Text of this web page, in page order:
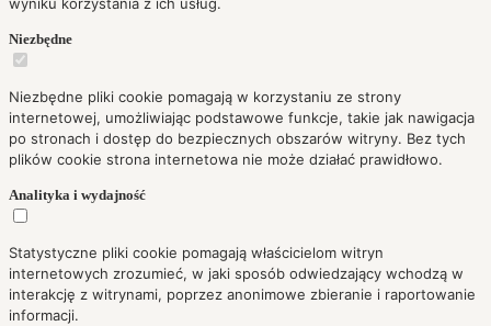
wyniku korzystania z ich usług.
Niezbędne
Niezbędne pliki cookie pomagają w korzystaniu ze strony
internetowej, umożliwiając podstawowe funkcje, takie jak nawigacja
po stronach i dostęp do bezpiecznych obszarów witryny. Bez tych
plików cookie strona internetowa nie może działać prawidłowo.
Analityka i wydajność
Statystyczne pliki cookie pomagają właścicielom witryn
internetowych zrozumieć, w jaki sposób odwiedzający wchodzą w
interakcję z witrynami, poprzez anonimowe zbieranie i raportowanie
informacji.